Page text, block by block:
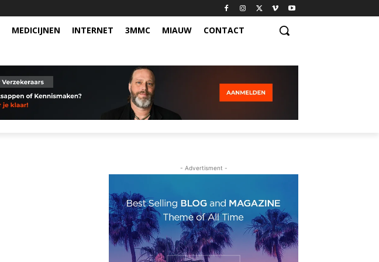
MEDICIJNEN INTERNET 3MMC MIAUW CONTACT
- Advertisment -